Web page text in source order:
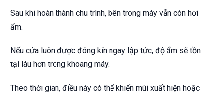
Sau khi hoàn thành chu trình, bên trong máy vẫn còn hơi
ẩm.
Nếu cửa luôn được đóng kín ngay lập tức, độ ẩm sẽ tồn
tại lâu hơn trong khoang máy.
Theo thời gian, điều này có thể khiến mùi xuất hiện hoặc